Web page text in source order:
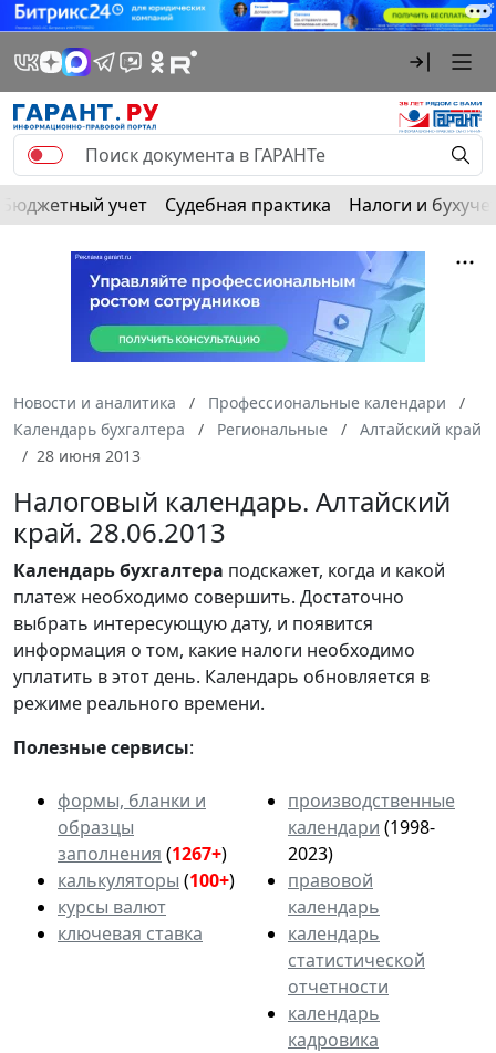
Бюджетный учет Судебная практика Налоги и
Новости и аналитика
Профессиональные календари
Календарь бухгалтера
Региональные
Алтайский край
28 июня 2013
Налоговый календарь. Алтайский
край. 28.06.2013
Календарьбухгалтера подскажет, когда и какой
платеж необходимо совершить. Достаточно
выбрать интересующую дату, и появится
информация о том, какие налоги необходимо
уплатить в этот день. Календарь обновляется в
режиме реального времени.
Полезные сервисы:
формы, бланки и
образцы
заполнения (1267+)
калькуляторы (100+)
курсы валют
ключевая ставка
производственные
календари (1998-
2023)
правовой
календарь
календарь
статистической
отчетности
календарь
кадровика